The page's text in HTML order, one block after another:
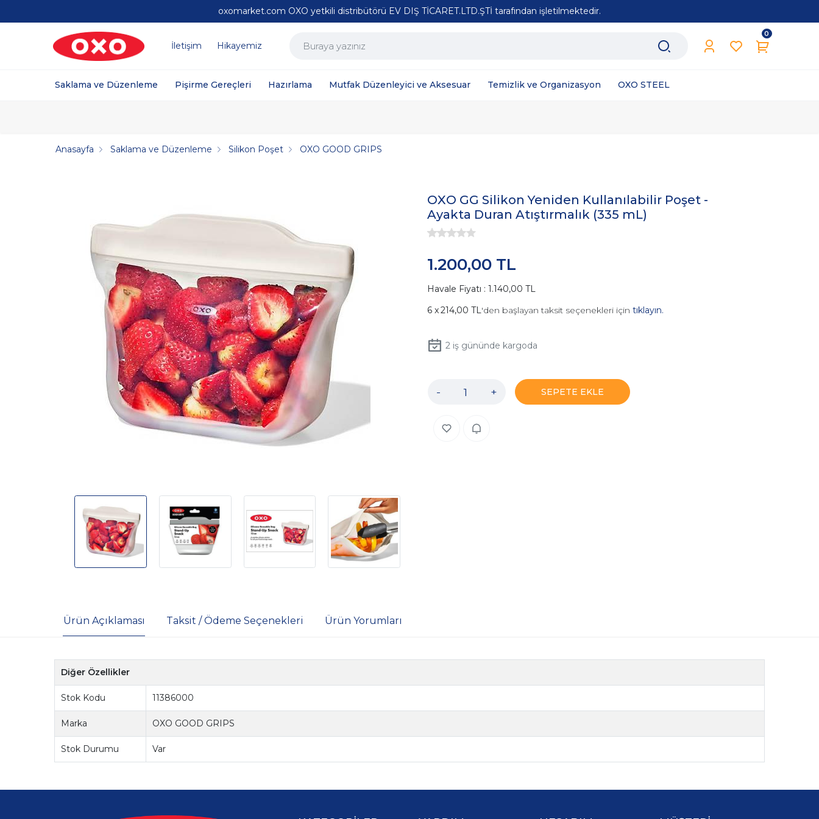
oxomarket.com OXO yetkili distribütörü EV DIŞ TİCARET.LTD.ŞTİ tarafından işletilmektedir.
İletişim Hikayemiz
0
Saklama ve Düzenleme Pişirme Gereçleri Hazırlama Mutfak Düzenleyici ve Aksesuar Temizlik ve Organizasyon OXO STEEL
Anasayfa Saklama ve Düzenleme Silikon Poşet OXO GOOD GRIPS
OXO GG Silikon Yeniden Kullanılabilir Poşet -
Ayakta Duran Atıştırmalık (335 mL)
1.200,00 TL
Havale Fiyatı : 1.140,00 TL
214,00 TL'den başlayan taksit seçenekleri için tıklayın.
2iş gününde kargoda
- + SEPETE EKLE
Ürün Açıklaması Taksit / Ödeme Seçenekleri Ürün Yorumları
Diğer Özellikler
Stok Kodu 11386000
Marka OXO GOOD GRIPS
Stok Durumu Var